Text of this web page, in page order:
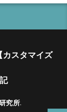
カスタマイズ
究所.